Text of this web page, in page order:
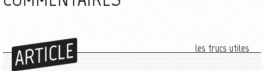
ARTICLE les trucs utiles